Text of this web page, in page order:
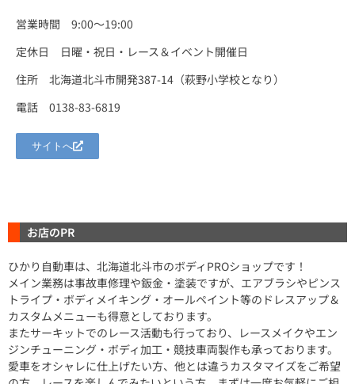
営業時間 9:00～19:00
定休日 日曜・祝日・レース＆イベント開催日
住所 北海道北斗市開発387-14（萩野小学校となり）
電話 0138-83-6819
サイトへ
お店のPR
ひかり自動車は、北海道北斗市のボディPROショップです！
メイン業務は事故車修理や鈑金・塗装ですが、エアブラシやピンス
トライプ・ボディメイキング・オールペイント等のドレスアップ＆
カスタムメニューも得意としております。
またサーキットでのレース活動も行っており、レースメイクやエン
ジンチューニング・ボディ加工・競技車両製作も承っております。
愛車をオシャレに仕上げたい方、他とは違うカスタマイズをご希望